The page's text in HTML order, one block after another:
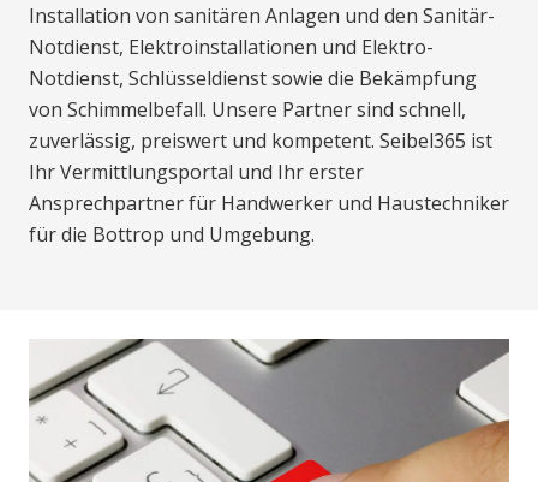
Installation von sanitären Anlagen und den Sanitär-
Notdienst, Elektroinstallationen und Elektro-
Notdienst, Schlüsseldienst sowie die Bekämpfung
von Schimmelbefall. Unsere Partner sind schnell,
zuverlässig, preiswert und kompetent. Seibel365 ist
Ihr Vermittlungsportal und Ihr erster
Ansprechpartner für Handwerker und Haustechniker
für die Bottrop und Umgebung.